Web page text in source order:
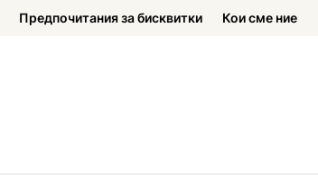
Предпочитания за бисквитки Кои сме ние